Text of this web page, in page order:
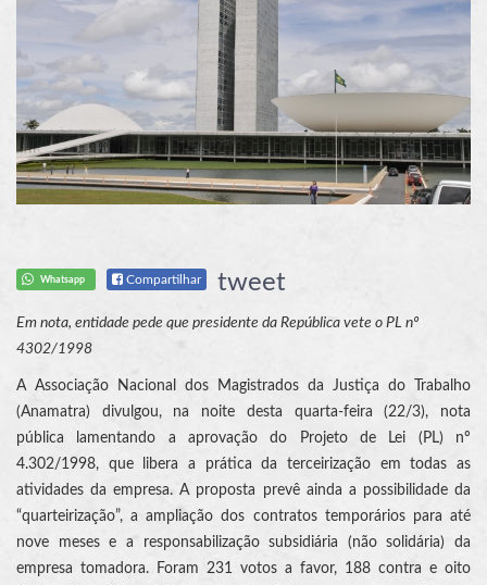
Whatsapp Compartilhar tweet
Em nota, entidade pede que presidente da República vete o PL nº
4302/1998
A Associação Nacional dos Magistrados da Justiça do Trabalho
(Anamatra) divulgou, na noite desta quarta-feira (22/3), nota
pública lamentando a aprovação do Projeto de Lei (PL) nº
4.302/1998, que libera a prática da terceirização em todas as
atividades da empresa. A proposta prevê ainda a possibilidade da
“quarteirização”, a ampliação dos contratos temporários para até
nove meses e a responsabilização subsidiária (não solidária) da
empresa tomadora. Foram 231 votos a favor, 188 contra e oito